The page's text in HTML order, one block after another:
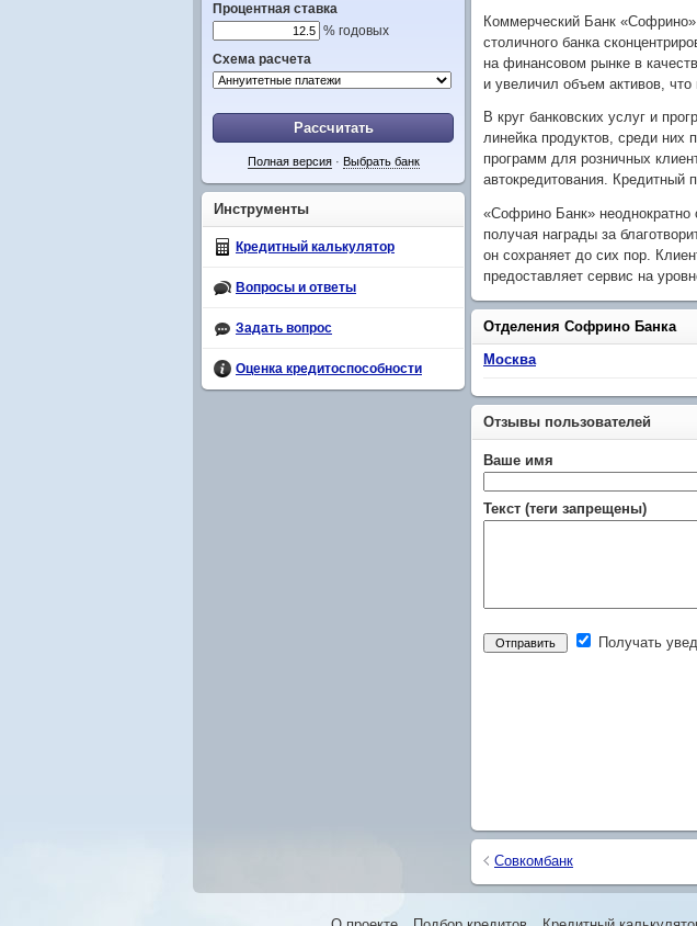
Коммерческий Банк
столичного банка
на финансовом рынке в
и увеличил объем активов,
В круг банковских услуг и
линейка продуктов, среди них
программ для розничных
автокредитования. Кредитный
«Софрино Банк» неоднократно
получая награды за
он сохраняет до сих пор.
предоставляет сервис на
Отделения Софрино Банка
Москва
Отзывы пользователей
Ваше имя
Текст (теги запрещены)
Получать
Совкомбанк
Процентная ставка
% годовых
Схема расчета
Рассчитать
Полная версия· Выбрать банк
Инструменты
Кредитный калькулятор
Вопросы и ответы
Задать вопрос
Оценка кредитоспособности